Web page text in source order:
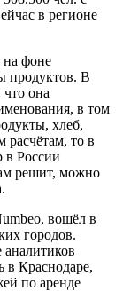
в регионе
на фоне
продуктов. В
что она
в том
хлеб,
расчётам, то в
в России
решит, можно
вошёл в
городов.
в Краснодаре,
по аренде